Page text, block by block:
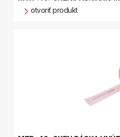
otvoriť produkt